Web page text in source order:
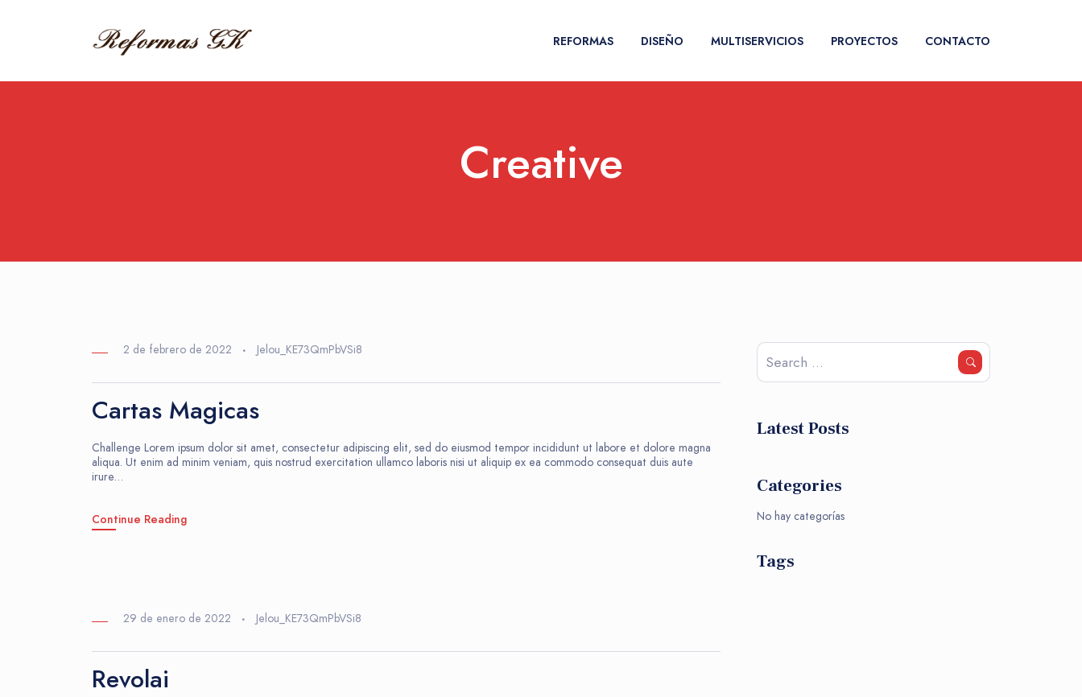
REFORMAS DISEÑO MULTISERVICIOS PROYECTOS CONTACTO
Creative
2 de febrero de 2022 Jelou_KE73QmPbVSi8
Cartas Magicas
Challenge Lorem ipsum dolor sit amet, consectetur adipiscing elit, sed do eiusmod tempor incididunt ut labore et dolore magna
aliqua. Ut enim ad minim veniam, quis nostrud exercitation ullamco laboris nisi ut aliquip ex ea commodo consequat duis aute
irure…
Continue Reading
29 de enero de 2022 Jelou_KE73QmPbVSi8
Revolai
Latest Posts
Categories
No hay categorías
Tags